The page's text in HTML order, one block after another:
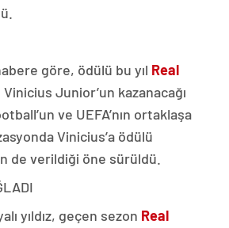
göre, ödülü bu yıl Real
Vinicius Junior’un kazanacağı
ve UEFA’nın ortaklaşa
Vinicius’a ödülü
de verildiği öne sürüldü.
yıldız, geçen sezon Real